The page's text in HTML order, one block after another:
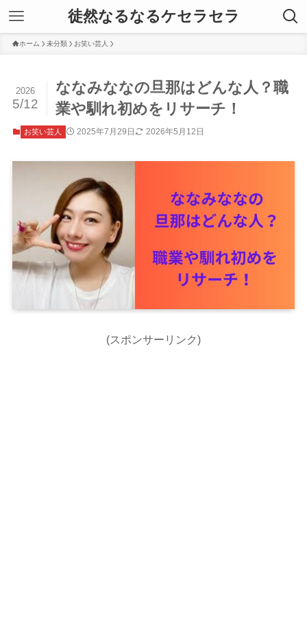
徒然なるなるケセラセラ
ホーム 未分類 お笑い芸人
ななみななの旦那はどんな人？職
業や馴れ初めをリサーチ！
2026
5/12
お笑い芸人 2025年7月29日 2026年5月12日
(スポンサーリンク)